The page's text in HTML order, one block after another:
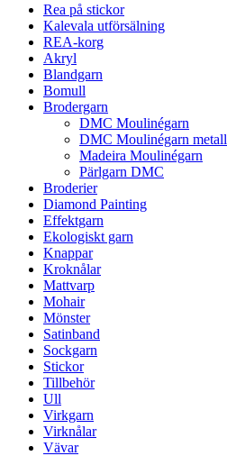
Rea på stickor
Kalevala utförsälning
REA-korg
Akryl
Blandgarn
Bomull
Brodergarn
DMC Moulinégarn
DMC Moulinégarn metall
Madeira Moulinégarn
Pärlgarn DMC
Broderier
Diamond Painting
Effektgarn
Ekologiskt garn
Knappar
Kroknålar
Mattvarp
Mohair
Mönster
Satinband
Sockgarn
Stickor
Tillbehör
Ull
Virkgarn
Virknålar
Vävar